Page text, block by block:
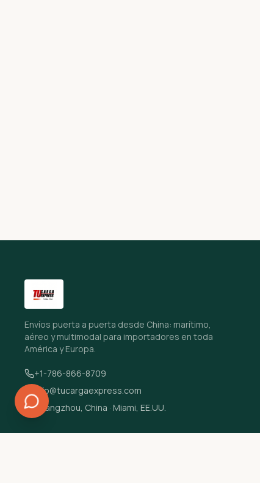
Envíos puerta a puerta desde China: marítimo,
aéreo y multimodal para importadores en toda
América y Europa.
+1-786-866-8709
info@tucargaexpress.com
Guangzhou, China · Miami, EE.UU.